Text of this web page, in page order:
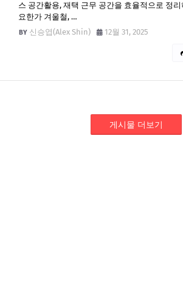
스 공간활용, 재택 근무 공간을 효율적으로 정
요한가 겨울철, …
신승엽(Alex Shin)
12월 31, 2025
게시물 더보기